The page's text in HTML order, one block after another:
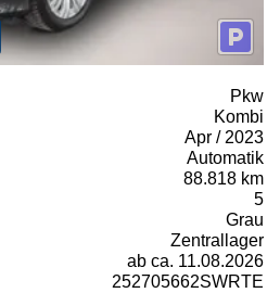
Pkw
Kombi
Apr / 2023
Automatik
88.818 km
5
Grau
Zentrallager
ab ca. 11.08.2026
252705662SWRTE